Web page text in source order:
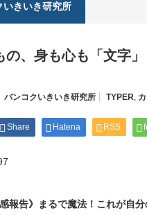
いきいき研究所
の、身も心も「文字
バンコクいきいき研究所 TYPER,
Share Hatena RSS
感報告》まるで魔法！これが自